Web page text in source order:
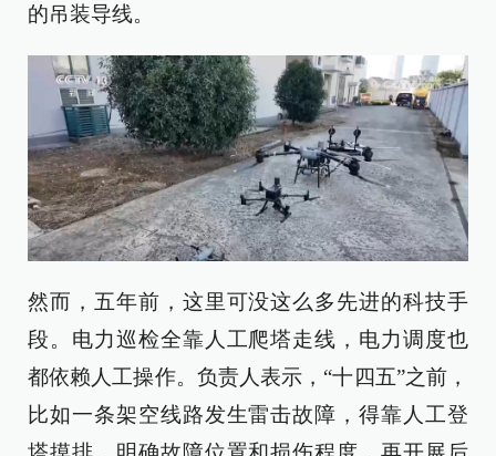
的吊装导线。
然而，五年前，这里可没这么多先进的科技手
段。电力巡检全靠人工爬塔走线，电力调度也
都依赖人工操作。负责人表示，“十四五”之前，
比如一条架空线路发生雷击故障，得靠人工登